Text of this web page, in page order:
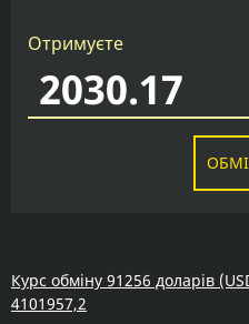
Отримуєте
Курс обміну 91256 доларів
4101957,2